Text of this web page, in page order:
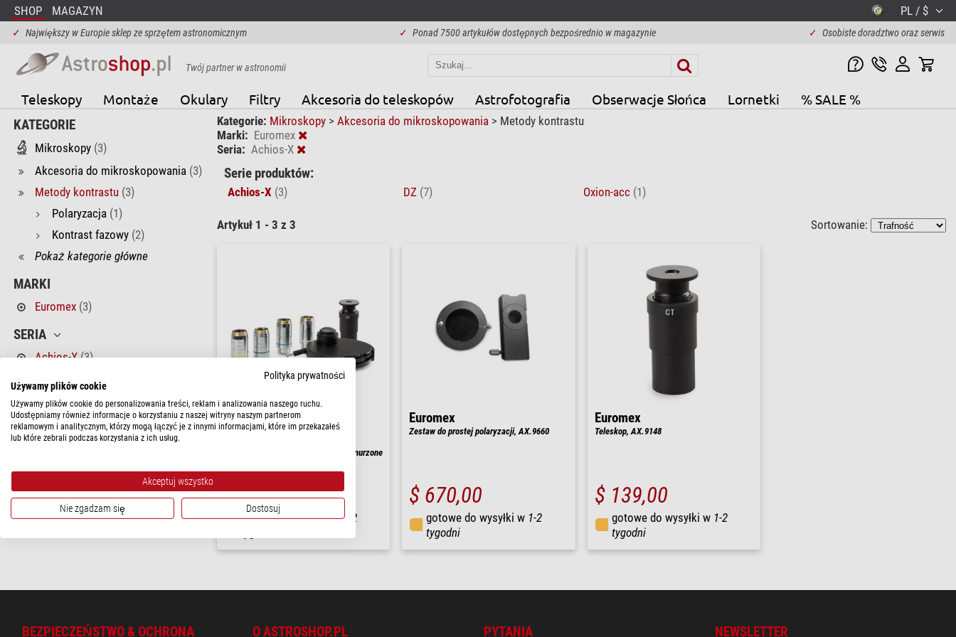
SHOP MAGAZYN PL / $
✓ Największy w Europie sklep ze sprzętem astronomicznym ✓ Ponad 7500 artykułów dostępnych bezpośrednio w magazynie ✓ Osobiste doradztwo oraz serwis
Twój partner w astronomii
Teleskopy Montaże Okulary Filtry Akcesoria do teleskopów Astrofotografia Obserwacje Słońca Lornetki % SALE %
KATEGORIE
Mikroskopy (3)
Akcesoria do mikroskopowania (3)
Metody kontrastu (3)
Polaryzacja (1)
Kontrast fazowy (2)
Pokaż kategorie główne
MARKI
Euromex (3)
SERIA
Achios-X (3)
CENA
120 - 230 $(1)
580 - 1.150 $(1)
DOSTĘPNOŚĆ
w krótkim terminie(3)
Kategorie: Mikroskopy > Akcesoria do mikroskopowania > Metody kontrastu
Marki: Euromex
Seria: Achios-X
Serie produktów:
Achios-X (3) DZ (7) Oxion-acc (1)
Artykuł 1 - 3 z 3 Sortowanie:
Euromex
Zestaw kontrastu fazowego Zernike,
obiektywy PLPHi 10/20/S40/S100 zanurzone
$ 2.700,00
gotowe do wysyłki w1-2
Euromex
Zestaw do prostej polaryzacji, AX.9660
$ 670,00
gotowe do wysyłki w 1-2
tygodni
Euromex
Teleskop, AX.9148
$ 139,00
gotowe do wysyłki w 1-2
tygodni
BEZPIECZEŃSTWO & OCHRONA O ASTROSHOP.PL PYTANIA NEWSLETTER
Polityka prywatności
Używamy plików cookie
Używamy plików cookie do personalizowania treści, reklam i analizowania naszego ruchu.
Udostępniamy również informacje o korzystaniu z naszej witryny naszym partnerom
reklamowym i analitycznym, którzy mogą łączyć je z innymi informacjami, które im przekazałeś
lub które zebrali podczas korzystania z ich usług.
Akceptuj wszystko
Nie zgadzam się Dostosuj